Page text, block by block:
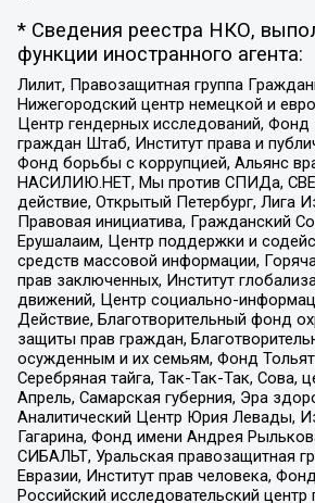
* Сведения реестра НКО,
функции иностранного агента:
Лилит, Правозащитная группа
Нижегородский центр немецкой и
Центр гендерных исследований,
граждан Штаб, Институт права и
Фонд борьбы с коррупцией, Альянс
НАСИЛИЮ.НЕТ, Мы против СПИДа,
действие, Открытый Петербург, Лига
Правовая инициатива, Гражданский
Ерушалаим, Центр поддержки и
средств массовой информации,
прав заключенных, Институт
движений, Центр социально-
Действие, Благотворительный фонд
защиты прав граждан,
осужденным и их семьям, Фонд
Серебряная тайга, Так-Так-Так, Сова,
Апрель, Самарская губерния, Эра
Аналитический Центр Юрия Левады,
Гагарина, Фонд имени Андрея
СИБАЛЬТ, Уральская правозащитная
Евразии, Институт прав человека,
Российский исследовательский центр